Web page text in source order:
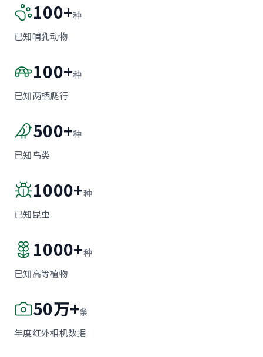
100+种
已知哺乳动物
100+种
已知两栖爬行
500+种
已知鸟类
1000+种
已知昆虫
1000+种
已知高等植物
50万+条
年度红外相机数据